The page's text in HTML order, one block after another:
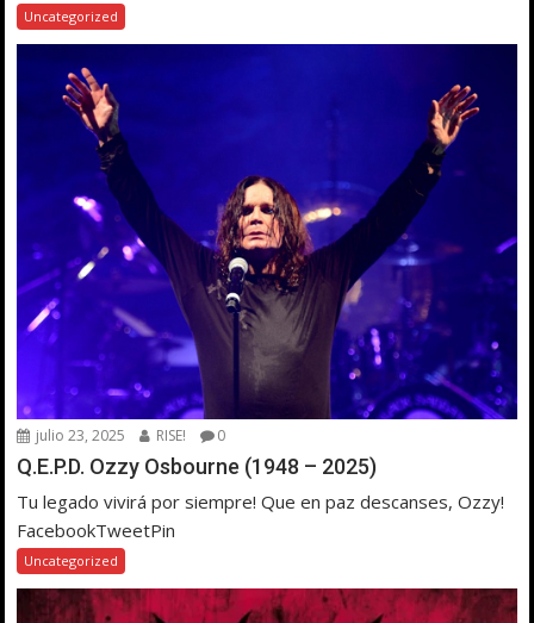
Uncategorized
julio 23, 2025 RISE! 0
Q.E.P.D. Ozzy Osbourne (1948 – 2025)
Tu legado vivirá por siempre! Que en paz descanses, Ozzy!
FacebookTweetPin
Uncategorized